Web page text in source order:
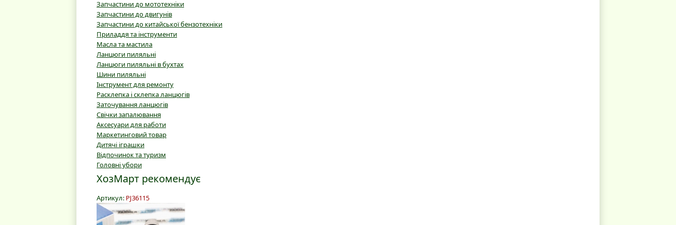
Запчастини до мототехніки
Запчастини до двигунів
Запчастини до китайської бензотехніки
Приладдя та інструменти
Масла та мастила
Ланцюги пиляльні
Ланцюги пиляльні в бухтах
Шини пиляльні
Інструмент для ремонту
Расклепка і склепка ланцюгів
Заточування ланцюгів
Свічки запалювання
Аксесуари для работи
Маркетинговий товар
Дитячі іграшки
Відпочинок та туризм
Головні убори
ХозМарт рекомендує
Артикул: PJ36115